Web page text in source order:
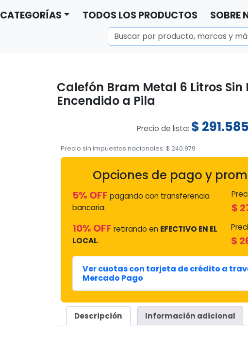
CATEGORÍAS TODOS LOS PRODUCTOS SOBRE
Calefón Bram Metal 6 Litros Sin
Encendido a Pila
Precio de lista: $ 291.585
Precio sin impuestos nacionales: $ 240.979
Opciones de pago y
5% OFF pagando con transferencia
bancaria.
$
10% OFF retirando en EFECTIVO EN EL
LOCAL. $
Ver cuotas con tarjeta de crédito a
Mercado Pago
Descripción Información adicional